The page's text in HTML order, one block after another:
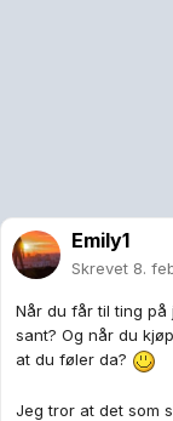
Emily1
Skrevet 8.
Når du får til ting på
sant? Og når du
at du føler da?
Jeg tror at det som